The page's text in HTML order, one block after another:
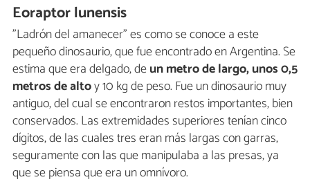
Eoraptor lunensis
"Ladrón del amanecer" es como se conoce a este
pequeño dinosaurio, que fue encontrado en Argentina. Se
estima que era delgado, deun metro de largo, unos 0,5
metros de altoy 10 kg de peso. Fue un dinosaurio muy
antiguo, del cual se encontraron restos importantes, bien
conservados. Las extremidades superiores tenían cinco
dígitos, de las cuales tres eran más largas con garras,
seguramente con las que manipulaba a las presas, ya
que se piensa que era un omnívoro.